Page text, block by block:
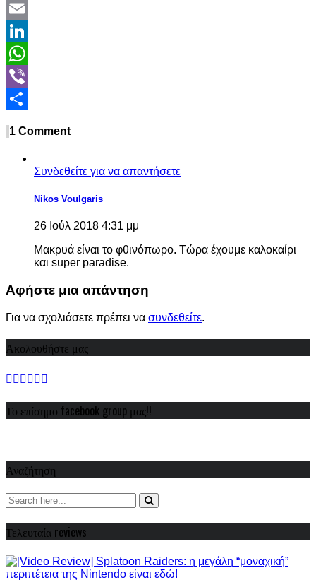
Twitter
Email
LinkedIn
WhatsApp
Viber
1 Comment
Συνδεθείτε για να απαντήσετε
Nikos Voulgaris
26 Ιούλ 2018 4:31 μμ
Μακρυά είναι το φθινόπωρο. Τώρα έχουμε καλοκαίρι
και super paradise.
Αφήστε μια απάντηση
Για να σχολιάσετε πρέπει να συνδεθείτε.
Ακολουθήστε μας
Το επίσημο facebook group μας!!
Αναζήτηση
Τελευταία reviews